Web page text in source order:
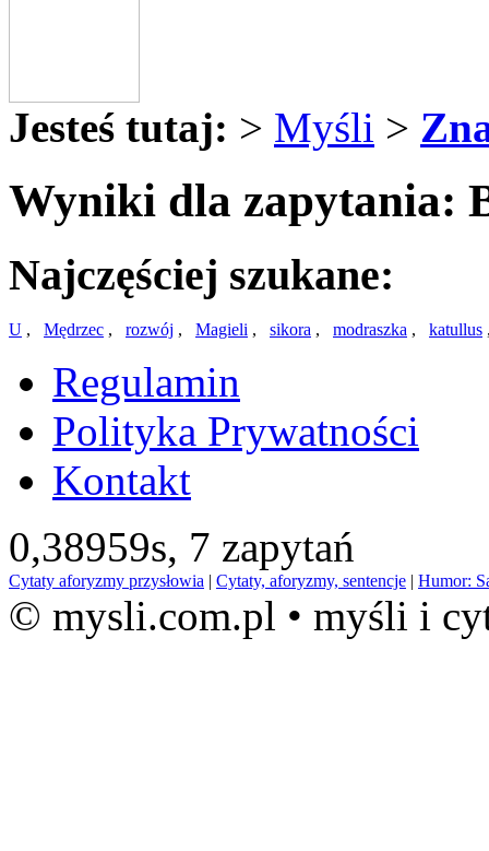
Jesteś tutaj: > Myśli >
Wyniki dla zapytania:
Najczęściej szukane:
U , Mędrzec , rozwój , Magieli , sikora , modraszka , katullus
Regulamin
Polityka Prywatności
Kontakt
0,38959s, 7 zapytań
Cytaty aforyzmy przysłowia | Cytaty, aforyzmy, sentencje | Humor:
© mysli.com.pl • myśli i